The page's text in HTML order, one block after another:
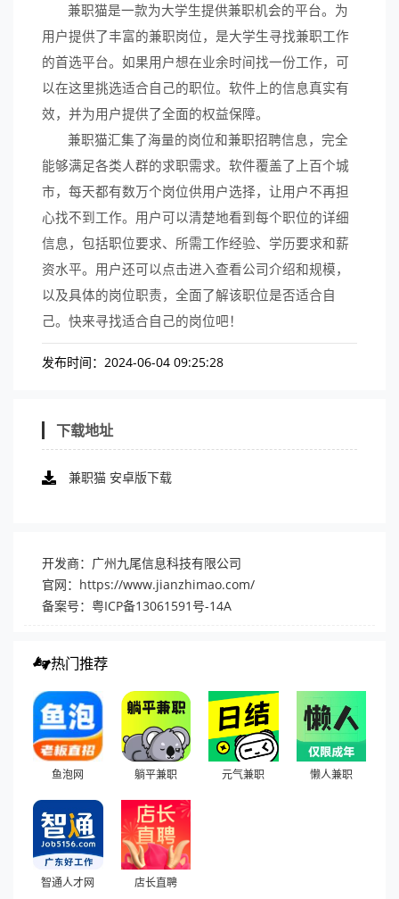
兼职猫是一款为大学生提供兼职机会的平台。为
用户提供了丰富的兼职岗位，是大学生寻找兼职工作
的首选平台。如果用户想在业余时间找一份工作，可
以在这里挑选适合自己的职位。软件上的信息真实有
效，并为用户提供了全面的权益保障。
兼职猫汇集了海量的岗位和兼职招聘信息，完全
能够满足各类人群的求职需求。软件覆盖了上百个城
市，每天都有数万个岗位供用户选择，让用户不再担
心找不到工作。用户可以清楚地看到每个职位的详细
信息，包括职位要求、所需工作经验、学历要求和薪
资水平。用户还可以点击进入查看公司介绍和规模，
以及具体的岗位职责，全面了解该职位是否适合自
己。快来寻找适合自己的岗位吧！
发布时间：2024-06-04 09:25:28
下载地址
兼职猫 安卓版下载
开发商：广州九尾信息科技有限公司
官网： https://www.jianzhimao.com/
备案号：粤ICP备13061591号-14A
热门推荐
鱼泡网 躺平兼职 元气兼职 懒人兼职
智通人才网 店长直聘